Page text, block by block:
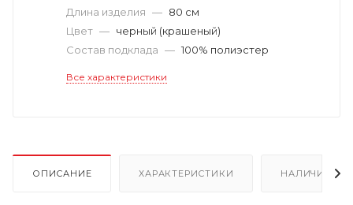
Длина изделия — 80 см
Цвет — черный (крашеный)
Состав подклада — 100% полиэстер
Все характеристики
ОПИСАНИЕ ХАРАКТЕРИСТИКИ НАЛИЧИЕ